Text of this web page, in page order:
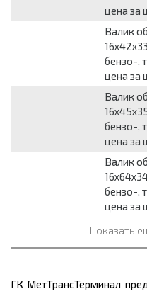
цена за
Валик
бензо-,
цена за
Валик
бензо-,
цена за
Валик
бензо-,
цена за
Показать
ГК МетТрансТерминал